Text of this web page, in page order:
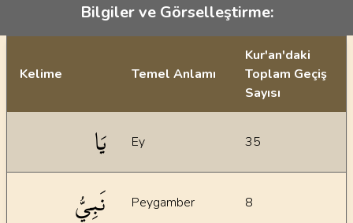
Bilgiler ve Görselleştirme:
Kelime Temel Anlamı
Kur'an'daki
Toplam Geçiş
Sayısı
يَا Ey 35
نَبِيُّ Peygamber 8